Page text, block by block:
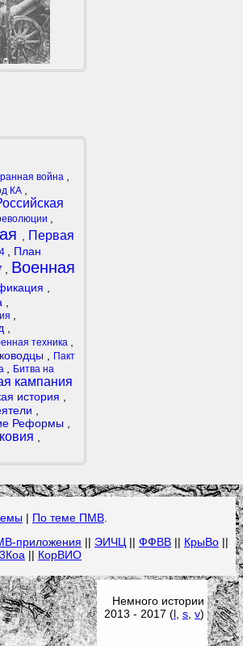
война
КА
Первая
План
Военная
техника
Пакт
Битва на
кампания
история
Реформы
| По теме ПМВ.
приложения || ЭИЧЦ || ФФВВ|| КрыВо||
|| КорВИО
Немного истории
2013 - 2017 (l ,s ,v)